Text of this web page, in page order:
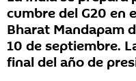
cumbre del G20 en
Bharat Mandapam
10 de septiembre.
final del año de